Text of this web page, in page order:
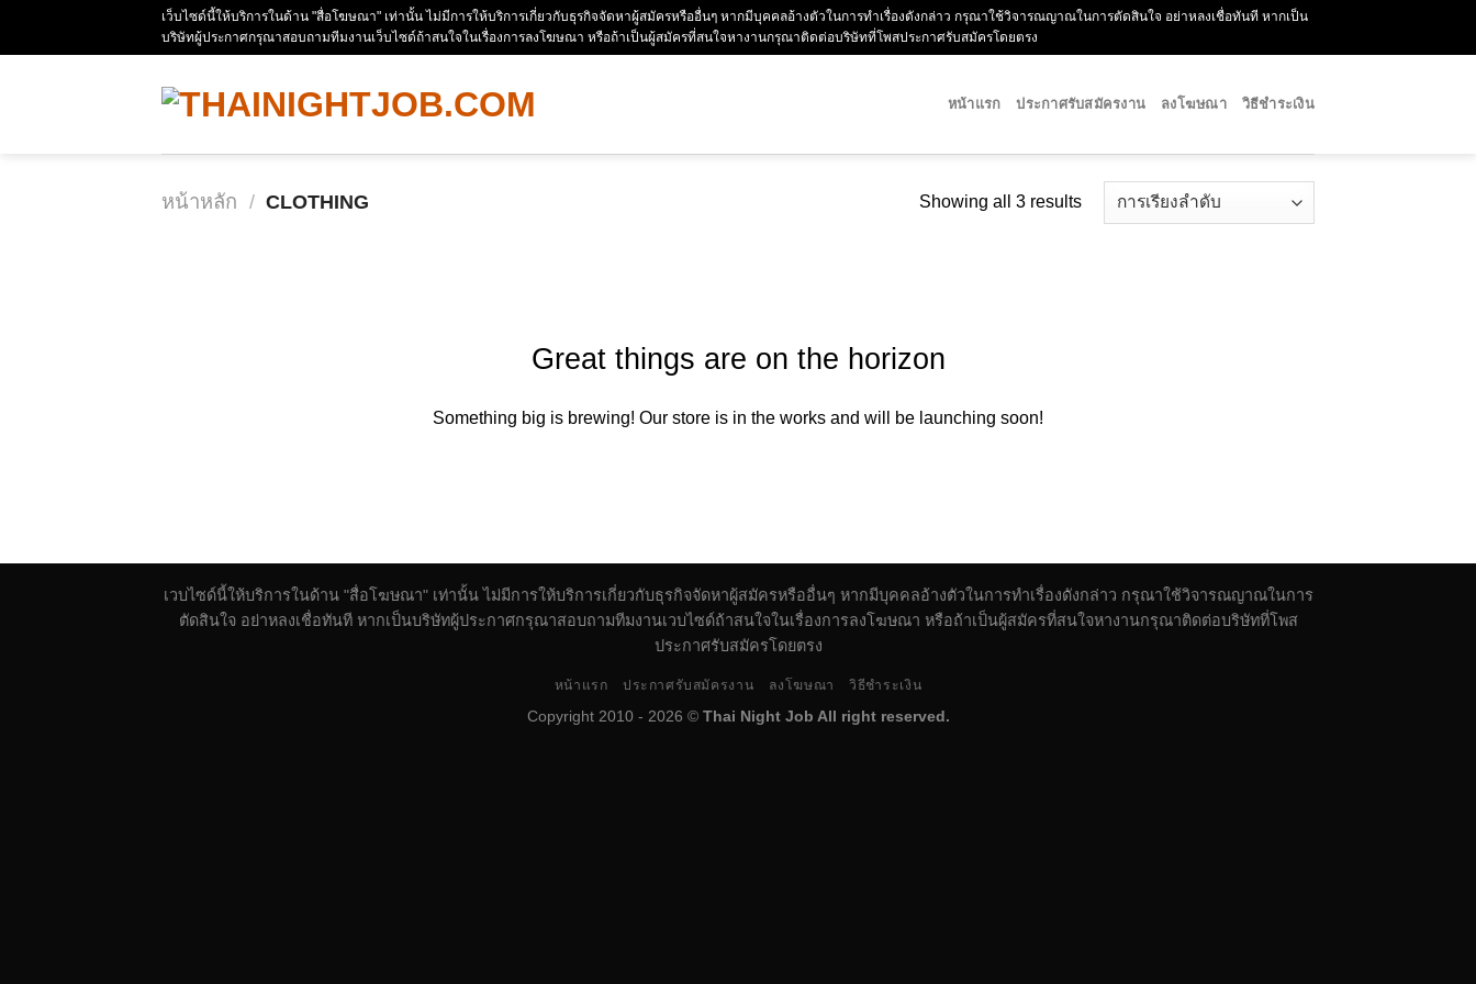
เว็บไซด์นี้ให้บริการในด้าน "สื่อโฆษณา" เท่านั้น ไม่มีการให้บริการเกี่ยวกับธุรกิจจัดหาผู้สมัครหรืออื่นๆ หากมีบุคคลอ้างตัวในการทำเรื่องดังกล่าว กรุณาใช้วิจารณญาณในการตัดสินใจ อย่าหลงเชื่อทันที หากเป็น
บริษัทผู้ประกาศกรุณาสอบถามทีมงานเว็บไซด์ถ้าสนใจในเรื่องการลงโฆษณา หรือถ้าเป็นผู้สมัครที่สนใจหางานกรุณาติดต่อบริษัทที่โพสประกาศรับสมัครโดยตรง
หน้าแรก ประกาศรับสมัครงาน ลงโฆษณา วิธีชำระเงิน
หน้าหลัก / CLOTHING Showing all 3 results
Great things are on the horizon
Something big is brewing! Our store is in the works and will be launching soon!
เวบไซด์นี้ให้บริการในด้าน "สื่อโฆษณา" เท่านั้น ไม่มีการให้บริการเกี่ยวกับธุรกิจจัดหาผู้สมัครหรืออื่นๆ หากมีบุคคลอ้างตัวในการทำเรื่องดังกล่าว กรุณาใช้วิจารณญาณในการ
ตัดสินใจ อย่าหลงเชื่อทันที หากเป็นบริษัทผู้ประกาศกรุณาสอบถามทีมงานเวบไซด์ถ้าสนใจในเรื่องการลงโฆษณา หรือถ้าเป็นผู้สมัครที่สนใจหางานกรุณาติดต่อบริษัทที่โพส
ประกาศรับสมัครโดยตรง
หน้าแรก ประกาศรับสมัครงาน ลงโฆษณา วิธีชำระเงิน
Copyright 2010 - 2026 © Thai Night Job All right reserved.